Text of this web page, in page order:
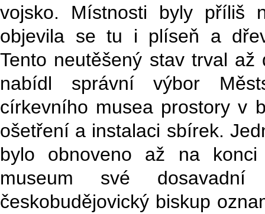
vojsko. Místnosti byly příliš
objevila se tu i plíseň a
Tento neutěšený stav trval
nabídl správní výbor
církevního musea prostory v
ošetření a instalaci sbírek.
bylo obnoveno až na
museum své
českobudějovický biskup